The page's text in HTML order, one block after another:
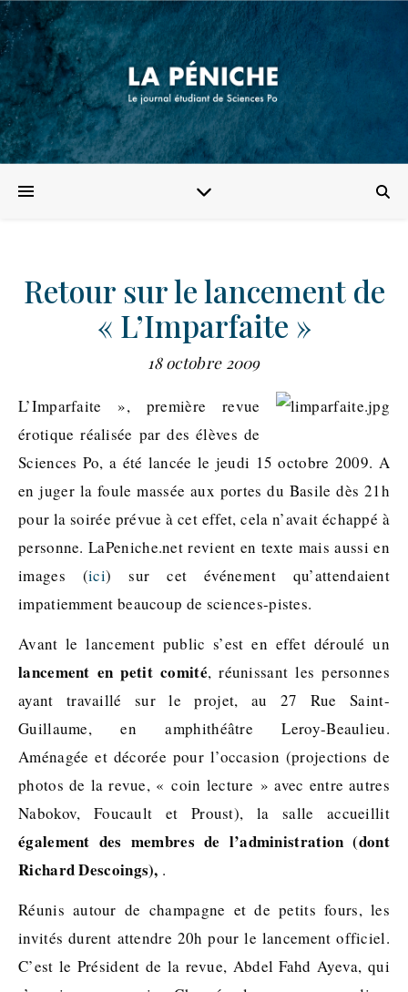
Retour sur le lancement de
« L’Imparfaite »
18 octobre 2009
L’Imparfaite », première revue
érotique réalisée par des élèves de
Sciences Po, a été lancée le jeudi 15 octobre 2009. A
en juger la foule massée aux portes du Basile dès 21h
pour la soirée prévue à cet effet, cela n’avait échappé à
personne. LaPeniche.net revient en texte mais aussi en
images (ici) sur cet événement qu’attendaient
impatiemment beaucoup de sciences-pistes.
Avant le lancement public s’est en effet déroulé un
lancement en petit comité, réunissant les personnes
ayant travaillé sur le projet, au 27 Rue Saint-
Guillaume, en amphithéâtre Leroy-Beaulieu.
Aménagée et décorée pour l’occasion (projections de
photos de la revue, « coin lecture » avec entre autres
Nabokov, Foucault et Proust), la salle accueillit
également des membres de l’administration (dont
Richard Descoings), .
Réunis autour de champagne et de petits fours, les
invités durent attendre 20h pour le lancement officiel.
C’est le Président de la revue, Abdel Fahd Ayeva, qui